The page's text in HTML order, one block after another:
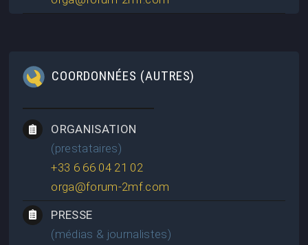
COORDONNÉES (AUTRES)
ORGANISATION
(prestataires)
+33 6 66 04 21 02
orga@forum-2mf.com
PRESSE
(médias & journalistes)